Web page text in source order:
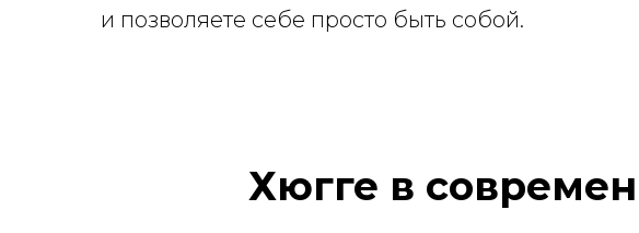
и позволяете себе просто быть собой.
Хюгге в